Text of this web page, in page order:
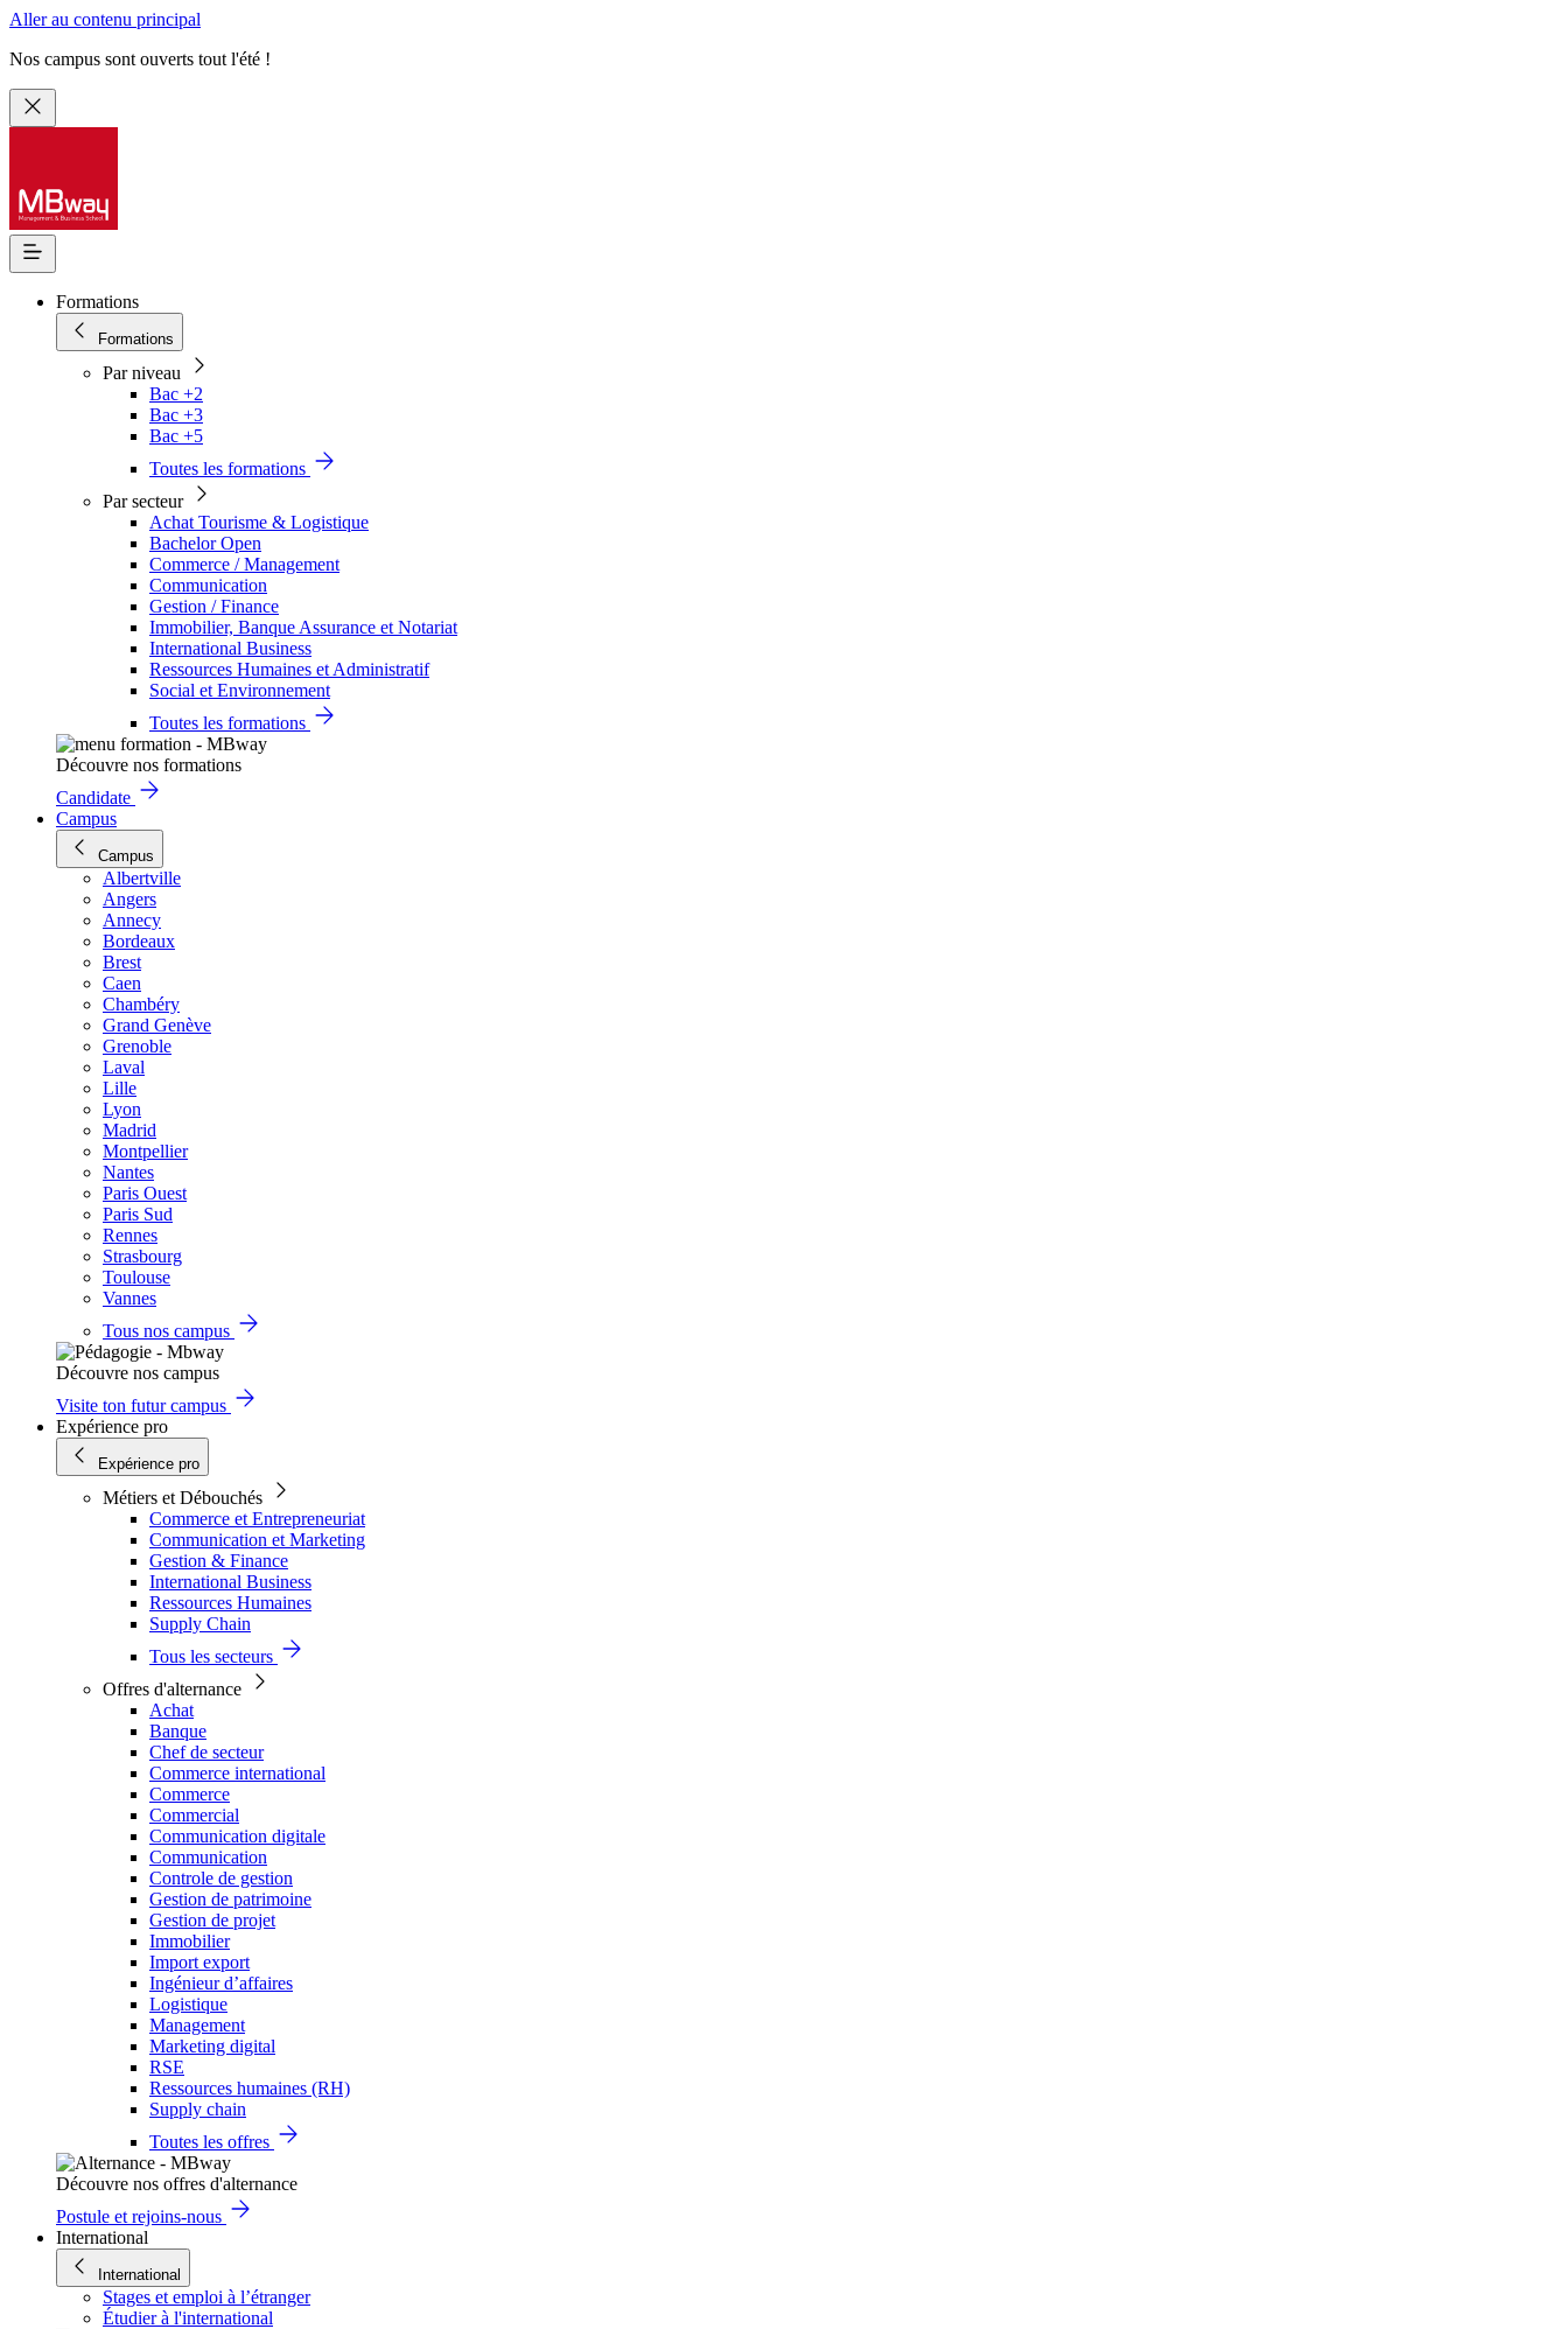
Aller au contenu principal
Nos campus sont ouverts tout l'été !
Formations
Formations
Par niveau
Bac +2
Bac +3
Bac +5
Toutes les formations
Par secteur
Achat Tourisme & Logistique
Bachelor Open
Commerce / Management
Communication
Gestion / Finance
Immobilier, Banque Assurance et Notariat
International Business
Ressources Humaines et Administratif
Social et Environnement
Toutes les formations
Découvre nos formations
Candidate
Campus
Campus
Albertville
Angers
Annecy
Bordeaux
Brest
Caen
Chambéry
Grand Genève
Grenoble
Laval
Lille
Lyon
Madrid
Montpellier
Nantes
Paris Ouest
Paris Sud
Rennes
Strasbourg
Toulouse
Vannes
Tous nos campus
Découvre nos campus
Visite ton futur campus
Expérience pro
Expérience pro
Métiers et Débouchés
Commerce et Entrepreneuriat
Communication et Marketing
Gestion & Finance
International Business
Ressources Humaines
Supply Chain
Tous les secteurs
Offres d'alternance
Achat
Banque
Chef de secteur
Commerce international
Commerce
Commercial
Communication digitale
Communication
Controle de gestion
Gestion de patrimoine
Gestion de projet
Immobilier
Import export
Ingénieur d’affaires
Logistique
Management
Marketing digital
RSE
Ressources humaines (RH)
Supply chain
Toutes les offres
Découvre nos offres d'alternance
Postule et rejoins-nous
International
International
Stages et emploi à l’étranger
Étudier à l'international